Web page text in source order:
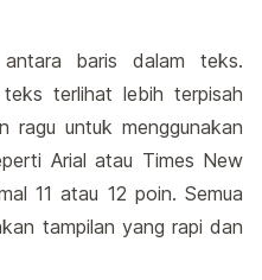
baris dalam teks.
terlihat lebih terpisah
ragu untuk menggunakan
Arial atau Times New
11 atau 12 poin. Semua
tampilan yang rapi dan